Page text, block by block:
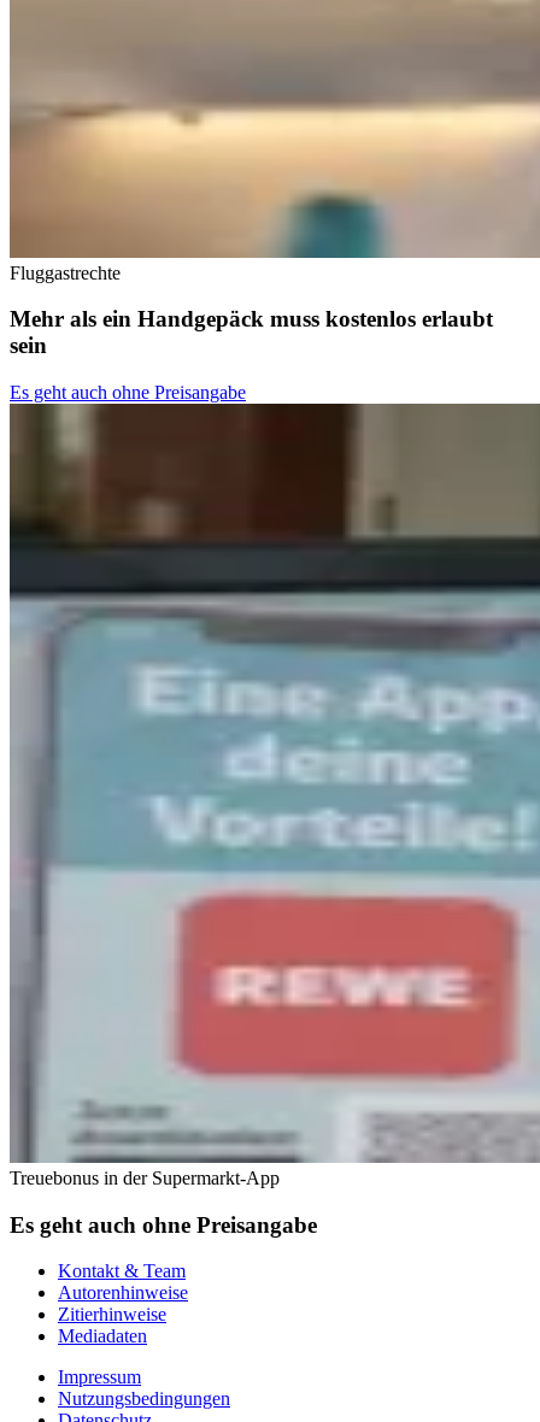
Fluggastrechte
Mehr als ein Handgepäck muss kostenlos erlaubt
sein
Es geht auch ohne Preisangabe
Treuebonus in der Supermarkt-App
Es geht auch ohne Preisangabe
Kontakt & Team
Autorenhinweise
Zitierhinweise
Mediadaten
Impressum
Nutzungsbedingungen